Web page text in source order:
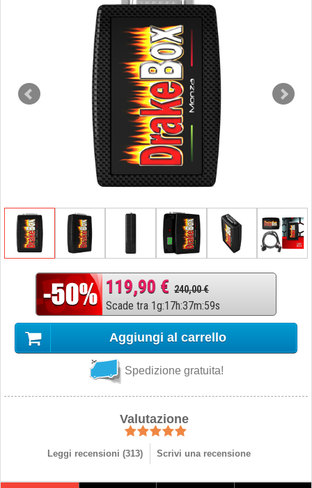
119,90 € 240,00 €
Scade tra 1g:17h:37m:58s
Aggiungi al carrello
Spedizione gratuita!
Valutazione
Leggi recensioni (313) Scrivi una recensione